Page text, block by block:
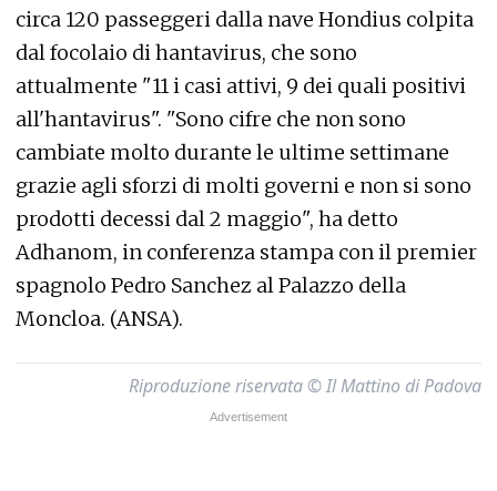
circa 120 passeggeri dalla nave Hondius colpita
dal focolaio di hantavirus, che sono
attualmente "11 i casi attivi, 9 dei quali positivi
all'hantavirus". "Sono cifre che non sono
cambiate molto durante le ultime settimane
grazie agli sforzi di molti governi e non si sono
prodotti decessi dal 2 maggio", ha detto
Adhanom, in conferenza stampa con il premier
spagnolo Pedro Sanchez al Palazzo della
Moncloa. (ANSA).
Riproduzione riservata © Il Mattino di Padova